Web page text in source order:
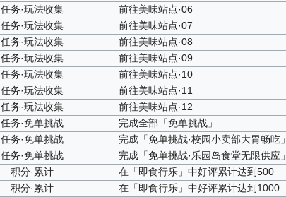
任务·玩法收集 前往美味站点·06
任务·玩法收集 前往美味站点·07
任务·玩法收集 前往美味站点·08
任务·玩法收集 前往美味站点·09
任务·玩法收集 前往美味站点·10
任务·玩法收集 前往美味站点·11
任务·玩法收集 前往美味站点·12
任务·免单挑战 完成全部「免单挑战」
任务·免单挑战 完成「免单挑战·校园小卖部大胃畅吃」
任务·免单挑战 完成「免单挑战·乐园岛食堂无限供应」
积分·累计 在「即食行乐」中好评累计达到500
积分·累计 在「即食行乐」中好评累计达到1000